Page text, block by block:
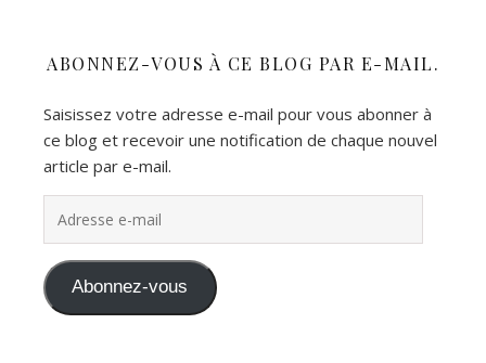
ABONNEZ-VOUS À CE BLOG PAR E-MAIL.
Saisissez votre adresse e-mail pour vous abonner à
ce blog et recevoir une notification de chaque nouvel
article par e-mail.
Abonnez-vous